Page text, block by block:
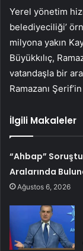
Yerel yönetim
belediyeciliği’
milyona yakın
Büyükkılıç,
vatandaşla bir
Ramazanı
İlgili Makaleler
“Ahbap”
Aralarında
Ağustos 6, 2026